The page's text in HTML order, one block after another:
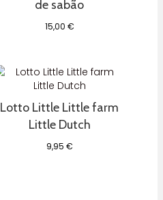
de sabão
15,00 €
Lotto Little Little farm
Little Dutch
9,95 €